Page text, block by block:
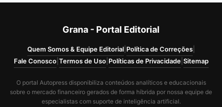
Grana - Portal Editorial
Quem Somos & Equipe Editorial| Política de Correções|
Fale Conosco| Termos de Uso| Políticas de Privacidade| Sitemap
O portal Autopress disponibiliza conteúdos analíticos e educacionais
sobre o mercado financeiro gerados de forma híbrida por nossa equipe de
especialistas com suporte de inteligência artificial.